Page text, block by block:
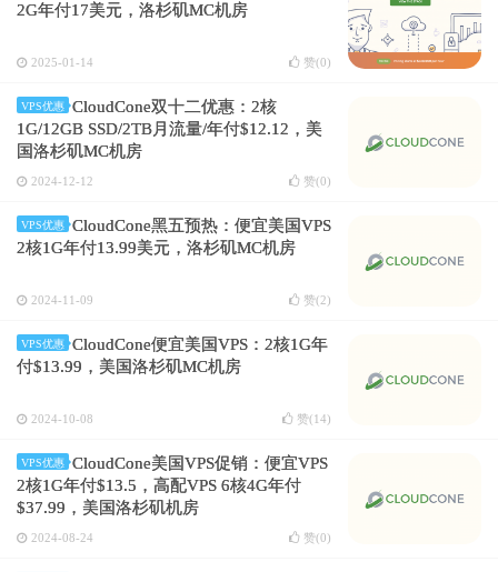
2G年付17美元，洛杉矶MC机房
2025-01-14 赞(0)
VPS优惠
CloudCone双十二优惠：2核
1G/12GB SSD/2TB月流量/年付$12.12，美
国洛杉矶MC机房
2024-12-12 赞(0)
VPS优惠
CloudCone黑五预热：便宜美国VPS
2核1G年付13.99美元，洛杉矶MC机房
2024-11-09 赞(2)
VPS优惠
CloudCone便宜美国VPS：2核1G年
付$13.99，美国洛杉矶MC机房
2024-10-08 赞(14)
VPS优惠
CloudCone美国VPS促销：便宜VPS
2核1G年付$13.5，高配VPS 6核4G年付
$37.99，美国洛杉矶机房
2024-08-24 赞(0)